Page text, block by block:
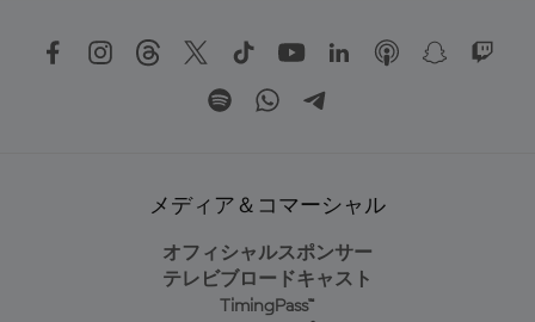
メディア＆コマーシャル
オフィシャルスポンサー
テレビブロードキャスト
TimingPass™